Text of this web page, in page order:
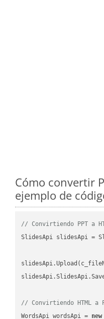
Cómo convertir
ejemplo de
// Convirtiendo PPT a
SlidesApi slidesApi =
// Convirtiendo HTML a
WordsApi wordsApi = new